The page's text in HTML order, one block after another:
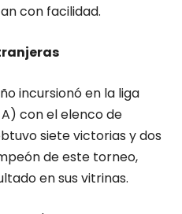
con facilidad.
incursionó en la liga
con el elenco de
siete victorias y dos
de este torneo,
en sus vitrinas.